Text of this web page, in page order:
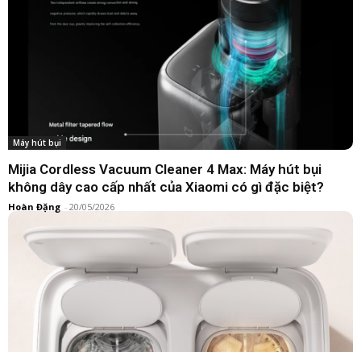
Máy hút bụi
Mijia Cordless Vacuum Cleaner 4 Max: Máy hút bụi
không dây cao cấp nhất của Xiaomi có gì đặc biệt?
Hoàn Đặng - 20/05/2026